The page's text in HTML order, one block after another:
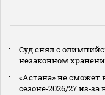
Суд снял с
незаконном
«Астана» не сможет
сезоне‑2026/27